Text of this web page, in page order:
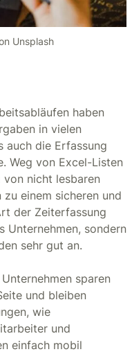
Unsplash
haben
in vielen
auch die Erfassung
Weg von Excel-Listen
nicht lesbaren
einem sicheren und
der Zeiterfassung
Unternehmen, sondern
sehr gut an.
sparen
und bleiben
wie
und
einfach mobil